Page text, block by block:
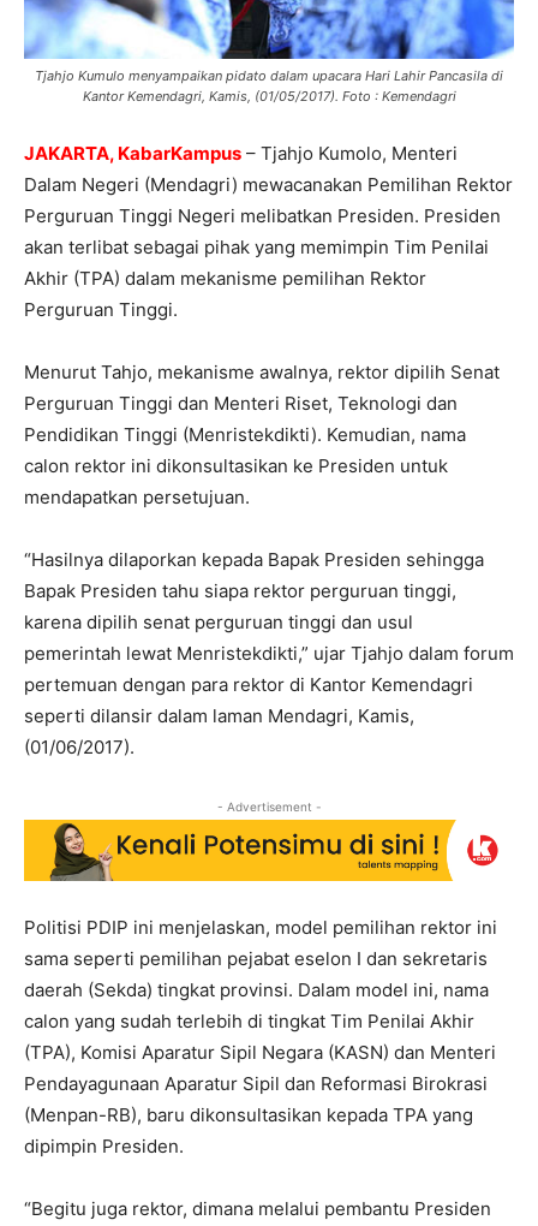
Tjahjo Kumulo menyampaikan pidato dalam upacara Hari Lahir Pancasila di
Kantor Kemendagri, Kamis, (01/05/2017). Foto : Kemendagri
JAKARTA, KabarKampus – Tjahjo Kumolo, Menteri
Dalam Negeri (Mendagri) mewacanakan Pemilihan Rektor
Perguruan Tinggi Negeri melibatkan Presiden. Presiden
akan terlibat sebagai pihak yang memimpin Tim Penilai
Akhir (TPA) dalam mekanisme pemilihan Rektor
Perguruan Tinggi.
Menurut Tahjo, mekanisme awalnya, rektor dipilih Senat
Perguruan Tinggi dan Menteri Riset, Teknologi dan
Pendidikan Tinggi (Menristekdikti). Kemudian, nama
calon rektor ini dikonsultasikan ke Presiden untuk
mendapatkan persetujuan.
“Hasilnya dilaporkan kepada Bapak Presiden sehingga
Bapak Presiden tahu siapa rektor perguruan tinggi,
karena dipilih senat perguruan tinggi dan usul
pemerintah lewat Menristekdikti,” ujar Tjahjo dalam forum
pertemuan dengan para rektor di Kantor Kemendagri
seperti dilansir dalam laman Mendagri, Kamis,
(01/06/2017).
- Advertisement -
Politisi PDIP ini menjelaskan, model pemilihan rektor ini
sama seperti pemilihan pejabat eselon I dan sekretaris
daerah (Sekda) tingkat provinsi. Dalam model ini, nama
calon yang sudah terlebih di tingkat Tim Penilai Akhir
(TPA), Komisi Aparatur Sipil Negara (KASN) dan Menteri
Pendayagunaan Aparatur Sipil dan Reformasi Birokrasi
(Menpan-RB), baru dikonsultasikan kepada TPA yang
dipimpin Presiden.
“Begitu juga rektor, dimana melalui pembantu Presiden